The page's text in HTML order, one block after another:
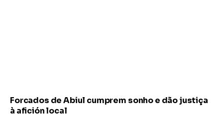
Forcados de Abiul cumprem sonho e dão justiça
à afición local